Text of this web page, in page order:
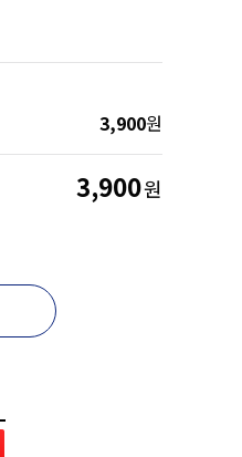
3,900원
3,900원